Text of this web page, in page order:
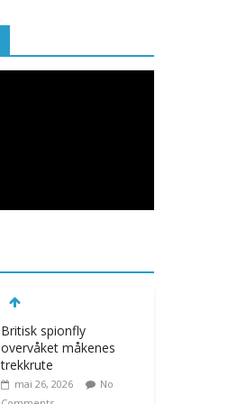
Britisk spionfly
overvåket måkenes
trekkrute
mai 26, 2026
No